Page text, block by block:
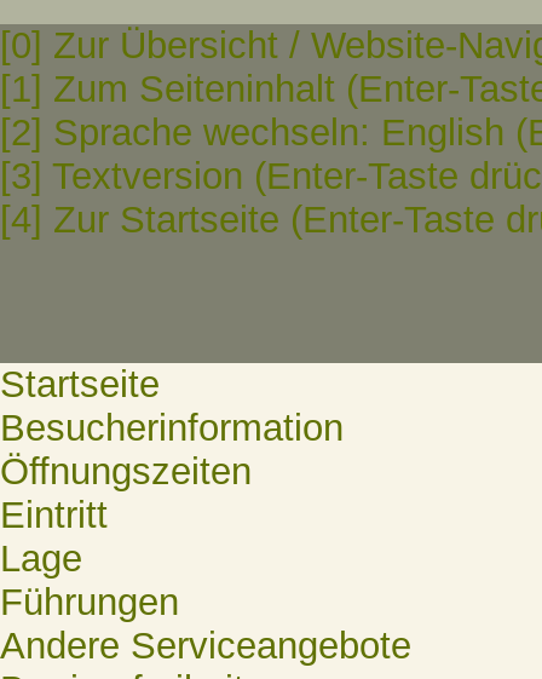
[0] Zur Übersicht / Website-
[1] Zum Seiteninhalt (Enter-
[2] Sprache wechseln: English
[3] Textversion (Enter-Taste
[4] Zur Startseite (Enter-Taste
Startseite
Besucherinformation
Öffnungszeiten
Eintritt
Lage
Führungen
Andere Serviceangebote